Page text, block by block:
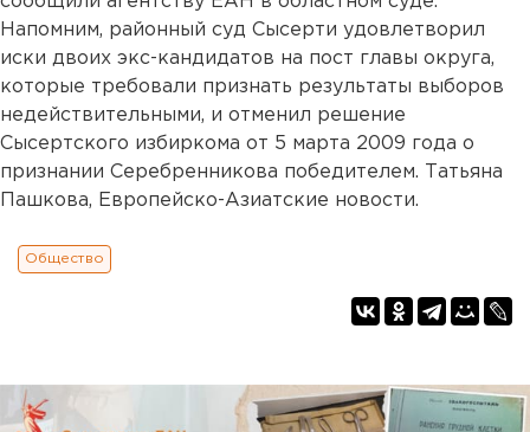
Напомним, районный суд Сысерти удовлетворил
иски двоих экс-кандидатов на пост главы округа,
которые требовали признать результаты выборов
недействительными, и отменил решение
Сысертского избиркома от 5 марта 2009 года о
признании Серебренникова победителем. Татьяна
Пашкова, Европейско-Азиатские новости.
Общество